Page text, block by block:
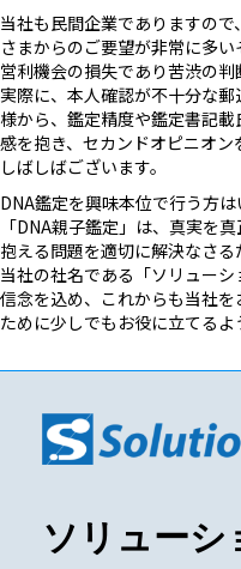
当社も民間企業でありますの
さまからのご要望が非常に多い
営利機会の損失であり苦渋の判
実際に、本人確認が不十分な
様から、鑑定精度や鑑定書記
感を抱き、セカンドオピニオ
しばしばございます。
DNA鑑定を興味本位で行う方は
「DNA親子鑑定」は、真実を
抱える問題を適切に解決なさる
当社の社名である「ソリュー
信念を込め、これからも当社
ために少しでもお役に立てるよ
ソリューシ